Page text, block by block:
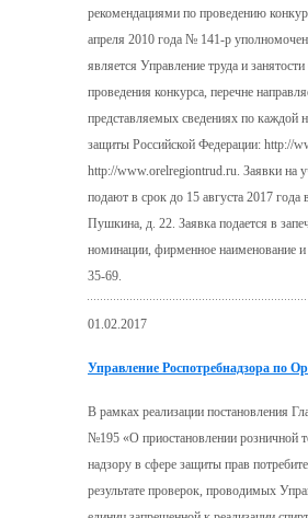
рекомендациями по проведению
апреля 2010 года № 141-р
является Управление труда и
проведения конкурса, перечне
представляемых сведениях по каждой
защиты Российской Федерации: http://
http://www.orelregiontrud.ru. Заявки на
подают в срок до 15 августа 2017 года
Пушкина, д. 22. Заявка подается в
номинации, фирменное наименование
35-69.
01.02.2017
Управление Роспотребнадзора по
В рамках реализации постановления
№195 «О приостановлении розничной
надзору в сфере защиты прав
результате проверок, проводимых